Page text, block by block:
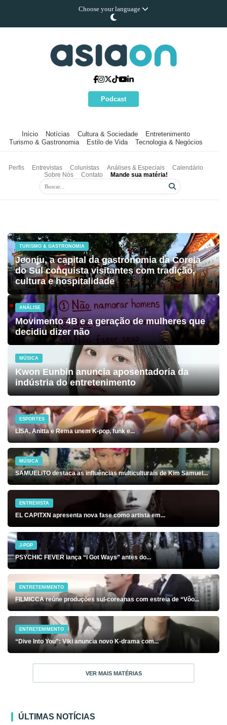
Choose your language
Podcast
Início Notícias Cultura & Sociedade
Entretenimento
Turismo & Gastronomia
Estilo de Vida Tecnologia & Negócios
Perfis Entrevistas Colunistas Análises & Especiais
Calendário
Sobre Nós
Contato Mande sua matéria!
TURISMO & GASTRONOMIA
Jeonju, a capital da gastronomia da Coreia
do Sul conquista visitantes com tradição,
cultura e hospitalidade
ANÁLISE
Movimento 4B e a geração de mulheres que
decidiu dizer não
MÚSICA
Kwon Eunbin anuncia aposentadoria da
indústria do entretenimento
ESPORTES
LISA, Anitta e Rema unem K-pop, funk e...
MÚSICA
SAMUELiTO destaca as influências multiculturais de Kim Samuel...
ENTREVISTA
EL CAPITXN apresenta nova fase como artista em...
J-POP
PSYCHIC FEVER lança “I Got Ways” antes do...
ENTRETENIMENTO
FILMICCA reúne produções sul-coreanas com estreia de “Vôo...
ENTRETENIMENTO
“Dive Into You”: Viki anuncia novo K-drama com...
VER MAIS MATÉRIAS
ÚLTIMAS NOTÍCIAS